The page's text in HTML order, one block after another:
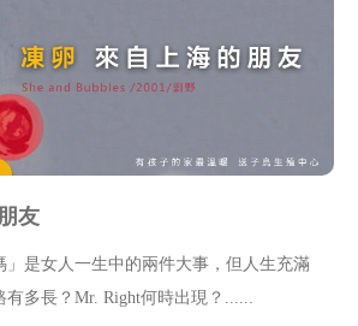
海外
東京業務部 JP
友
」是女人一生中的兩件大事，但人生充滿
多長？Mr. Right何時出現？......